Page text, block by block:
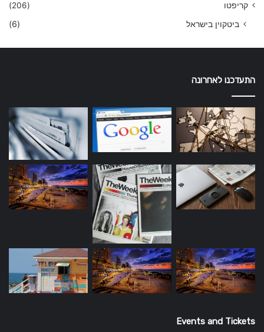
קריפטו
(206)
ביטקוין בישראל (6)
התעדכנו לאחרונה
Events and Tickets